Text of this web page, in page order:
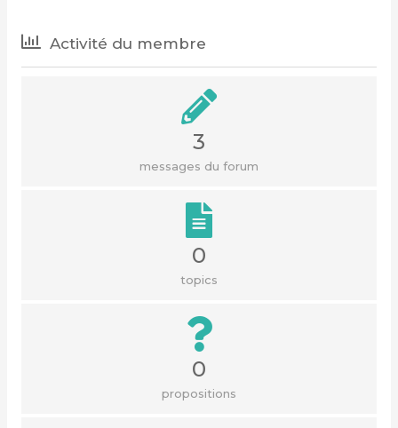
Activité du membre
3
messages du forum
0
topics
0
propositions